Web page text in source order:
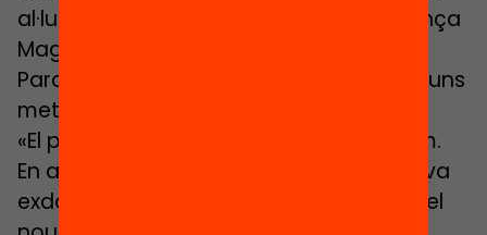
al·ludint un dels temes escollits en l’aliança
Magnet amb el Consorci Hospitalari del
Parc Taulí, l’edifici del qual està situat a uns
metres de distància.
«El primer trimestre ha passat rapidíssim.
En arribar les vacances de Nadal, la meva
exdona i jo vam sentir amb satisfacció el